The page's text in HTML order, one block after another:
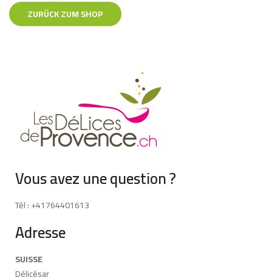
ZURÜCK ZUM SHOP
Vous avez une question ?
Tél : +41764401613
Adresse
SUISSE
Délicésar